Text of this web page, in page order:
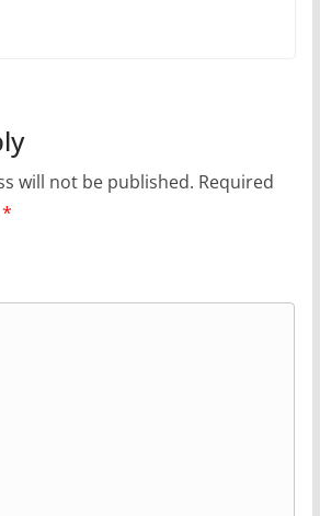
will not be published. Required
*